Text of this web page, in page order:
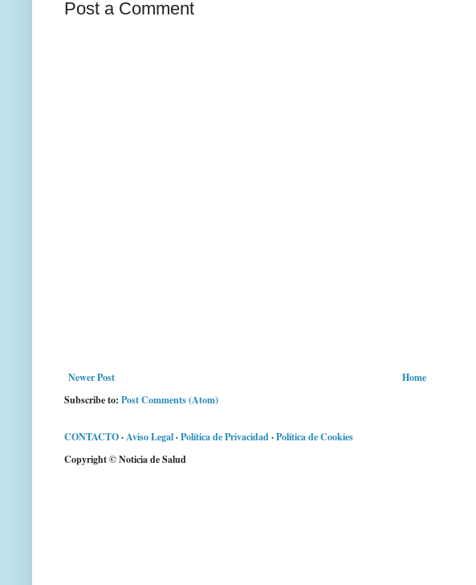
Post a Comment
Newer Post
Home
Subscribe to: Post Comments (Atom)
CONTACTO·Aviso Legal·Política de Privacidad·Política de Cookies
Copyright © Noticia de Salud